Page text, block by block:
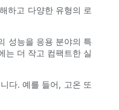
하고 다양한 유형의 로
성능을 응용 분야의 특
는 더 작고 컴팩트한 실
다. 예를 들어, 고온 또